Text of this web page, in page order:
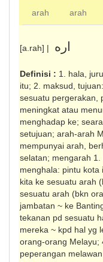
arah arah
[a.rah] | اره
Definisi : 1. hala,
itu; 2. maksud,
sesuatu pergerakan,
meningkat atau
menghadap ke;
setujuan; arah-arah
mempunyai arah,
selatan; mengarah 1.
menghala: pintu kota
kita ke sesuatu arah
sesuatu arah (bkn
jam­batan ~ ke
tekanan pd sesuatu
mereka ~ kpd hal yg
orang-orang Melayu;
peperangan